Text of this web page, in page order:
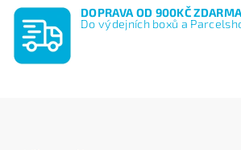
DOPRAVA OD 900KČ ZDARMA
Do výdejních boxů a